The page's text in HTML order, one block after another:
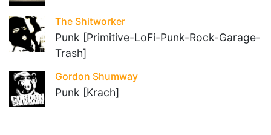
The Shitworker
Punk [Primitive-LoFi-Punk-Rock-Garage-
Trash]
Gordon Shumway
Punk [Krach]